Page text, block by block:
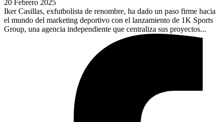
20 Febrero 2025
Iker Casillas, exfutbolista de renombre, ha dado un paso firme hacia
el mundo del marketing deportivo con el lanzamiento de 1K Sports
Group, una agencia independiente que centraliza sus proyectos...